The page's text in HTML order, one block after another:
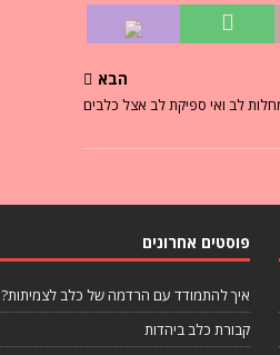
הבא
לב ואי ספיקת לב אצל כלבים
פוסטים אחרונים
איך להתמודד עם הרדמה של כלב לצמיתות?
קבורת כלב ביהדות